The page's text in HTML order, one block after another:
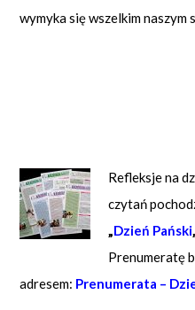
wymyka się wszelkim naszym
Refleksje na
czytań
„Dzień Pański
Prenumeratę
adresem: Prenumerata –